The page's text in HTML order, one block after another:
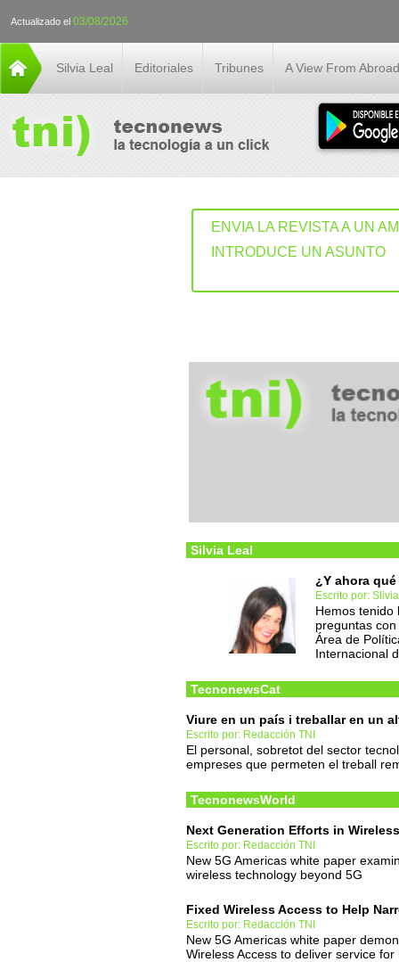
Actualizado el 03/08/2026
Silvia Leal Editoriales Tribunes A View From Abroad
ENVIA LA REVISTA A UN
INTRODUCE UN ASUNTO
Silvia Leal
¿Y ahora
Escrito por:
Hemos tenido
preguntas
Área de
Internacional
TecnonewsCat
Viure en un país i treballar en un
Escrito por: Redacción TNI
El personal, sobretot del sector
empreses que permeten el treball
TecnonewsWorld
Next Generation Efforts in
Escrito por: Redacción TNI
New 5G Americas white paper
wireless technology beyond 5G
Fixed Wireless Access to Help
Escrito por: Redacción TNI
New 5G Americas white paper
Wireless Access to deliver service